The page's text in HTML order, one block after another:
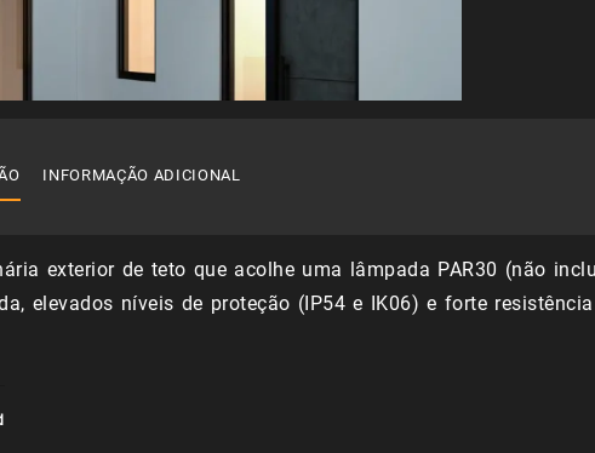
INFORMAÇÃO ADICIONAL
exterior de teto que acolhe uma lâmpada PAR30 (não
elevados níveis de proteção (IP54 e IK06) e forte